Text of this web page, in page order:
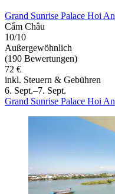
Grand Sunrise Palace Hoi An
Cẩm Châu
10/10
Außergewöhnlich
(190 Bewertungen)
72 €
inkl. Steuern & Gebühren
6. Sept.–7. Sept.
Grand Sunrise Palace Hoi An